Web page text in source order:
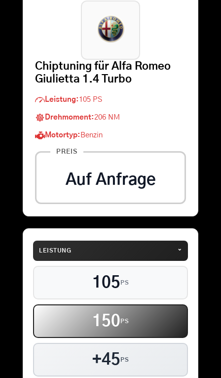
Warenkorb
Chiptuning für Alfa Romeo
Giulietta 1.4 Turbo
Leistung: 105 PS
Drehmoment: 206 NM
Motortyp: Benzin
PREIS
Auf Anfrage
LEISTUNG ⌄
105 PS
150 PS
+45 PS